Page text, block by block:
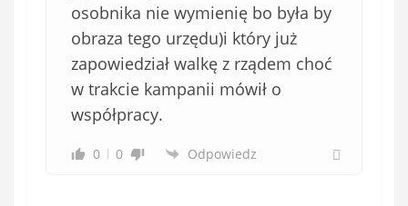
osobnika nie wymienię bo była by
obraza tego urzędu)i który już
zapowiedział walkę z rządem choć
w trakcie kampanii mówił o
współpracy.
0 0 Odpowiedz